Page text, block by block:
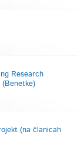
Research
(Benetke)
(na članicah